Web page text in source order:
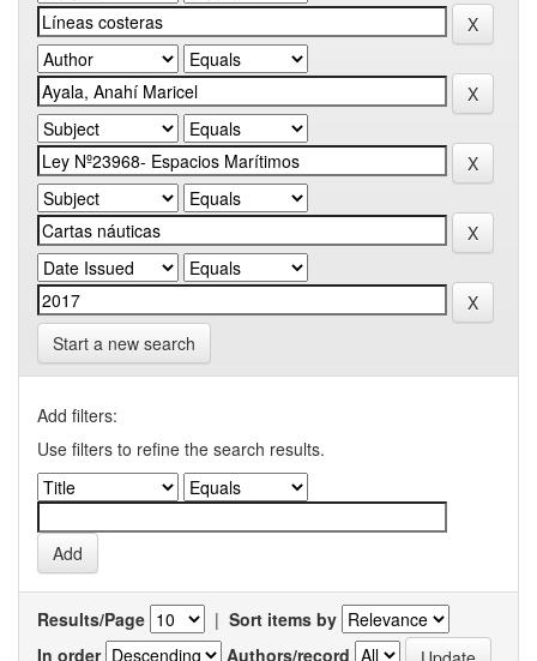
Start a new search
Add filters:
Use filters to refine the search results.
Results/Page | Sort items by
In order
Authors/record